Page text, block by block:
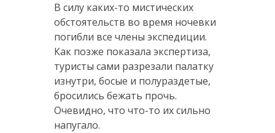
В силу каких-то мистических
обстоятельств во время ночевки
погибли все члены экспедиции.
Как позже показала экспертиза,
туристы сами разрезали палатку
изнутри, босые и полураздетые,
бросились бежать прочь.
Очевидно, что что-то их сильно
напугало.